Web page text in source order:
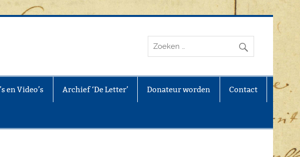
en Video’s Archief ‘De Letter’ Donateur worden Contact